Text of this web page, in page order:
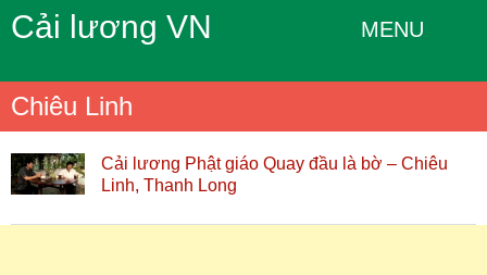
Cải lương VN MENU
Chiêu Linh
Cải lương Phật giáo Quay đầu là bờ – Chiêu
Linh, Thanh Long